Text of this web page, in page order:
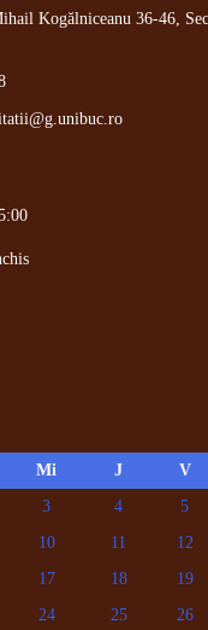
Kogălniceanu 36-46,
Mi J V
3 4 5
10 11 12
17 18 19
24 25 26